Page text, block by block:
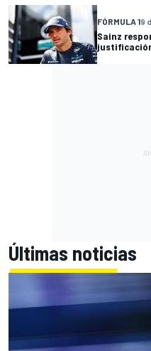
FÓRMULA 19 d
Sainz
Últimas noticias